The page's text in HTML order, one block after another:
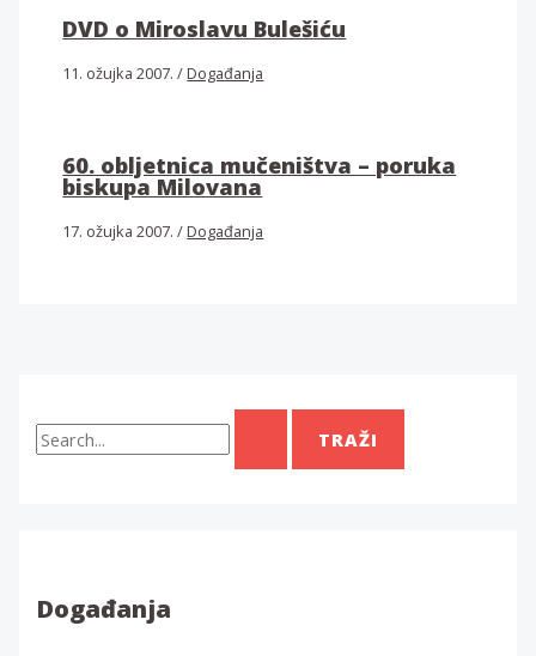
DVD o Miroslavu Bulešiću
11. ožujka 2007./Događanja
60. obljetnica mučeništva – poruka
biskupa Milovana
17. ožujka 2007./Događanja
T
r
:Događanja